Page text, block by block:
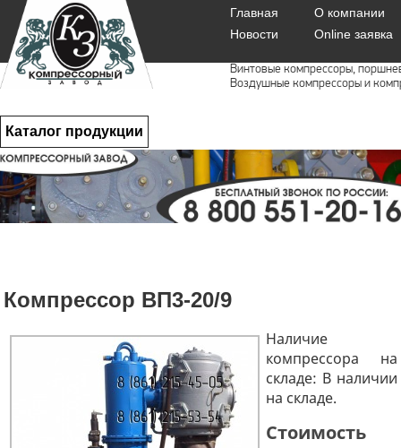
Главная
О компании
Новости
Online заявка
Винтовые компрессоры,
Воздушные компрессоры и
Каталог продукции
Компрессор ВП3-20/9
Наличие
компрессора на
складе: В наличии
на складе.
Стоимость